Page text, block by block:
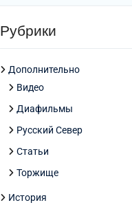
Рубрики
Дополнительно
Видео
Диафильмы
Русский Север
Статьи
Торжище
История